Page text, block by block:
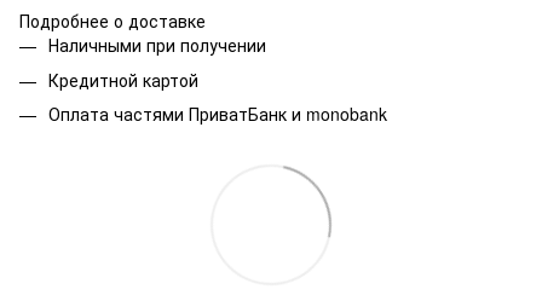
Подробнее о доставке
Наличными при получении
Кредитной картой
Оплата частями ПриватБанк и monobank